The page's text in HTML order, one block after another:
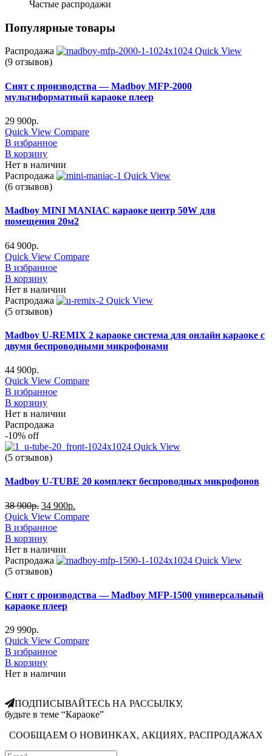
Частые распродажи
Популярные товары
Распродажа
Quick View
(9 отзывов)
Снят с производства — Madboy MFP-2000
мультиформатный караоке плеер
29 900р.
Quick View Compare
В избранное
В корзину
Нет в наличии
Распродажа
Quick View
(6 отзывов)
Madboy MINI MANIAC караоке центр 50W для
помещения 20м2
64 900р.
Quick View Compare
В избранное
В корзину
Нет в наличии
Распродажа
Quick View
(5 отзывов)
Madboy U-REMIX 2 караоке система для онлайн караоке с
двумя беспроводными микрофонами
44 900р.
Quick View Compare
В избранное
В корзину
Нет в наличии
Распродажа
-10% off
Quick View
(5 отзывов)
Madboy U-TUBE 20 комплект беспроводных микрофонов
38 900р. 34 900р.
Quick View Compare
В избранное
В корзину
Нет в наличии
Распродажа
Quick View
(5 отзывов)
Снят с производства — Madboy MFP-1500 универсальный
караоке плеер
29 990р.
Quick View Compare
В избранное
В корзину
Нет в наличии
ПОДПИСЫВАЙТЕСЬ НА РАССЫЛКУ,
будьте в теме “Караоке”
СООБЩАЕМ О НОВИНКАХ, АКЦИЯХ, РАСПРОДАЖАХ